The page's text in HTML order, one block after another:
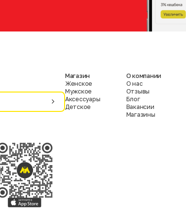
Магазин
Женское
Мужское
Аксессуары
Детское
О компании
О нас
Отзывы
Блог
Вакансии
Магазины